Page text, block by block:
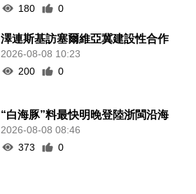
180
0
澤連斯基訪塞爾維亞冀建設性合作
2026-08-08 10:23
200
0
“白海豚”料最快明晚登陸浙閩沿海
2026-08-08 08:46
373
0